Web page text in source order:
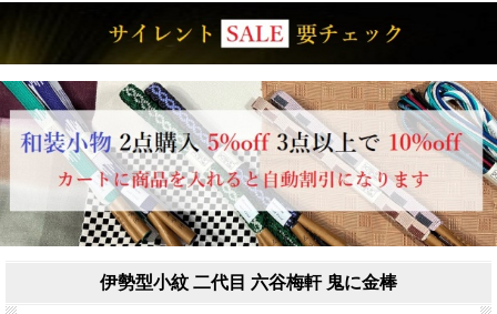
伊勢型小紋 二代目 六谷梅軒 鬼に金棒